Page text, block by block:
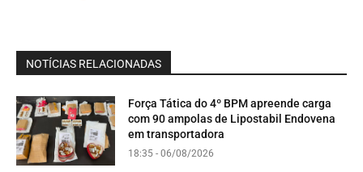
NOTÍCIAS RELACIONADAS
Força Tática do 4º BPM apreende carga
com 90 ampolas de Lipostabil Endovena
em transportadora
18:35 - 06/08/2026